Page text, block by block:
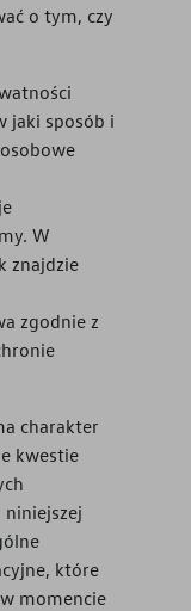
o tym, czy
jaki sposób i
W
znajdzie
zgodnie z
charakter
kwestie
niniejszej
które
momencie